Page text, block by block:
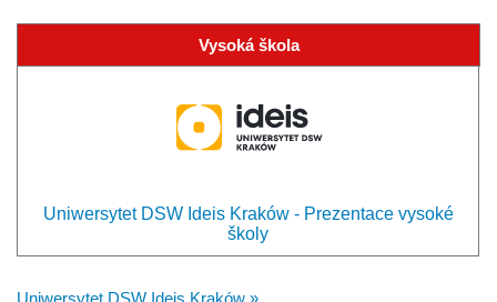
Vysoká škola
Uniwersytet DSW Ideis Kraków - Prezentace vysoké
školy